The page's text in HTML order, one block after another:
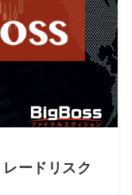
ードリスク